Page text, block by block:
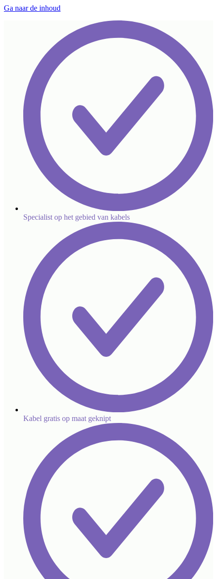
Ga naar de inhoud
Specialist op het gebied van kabels
Kabel gratis op maat geknipt